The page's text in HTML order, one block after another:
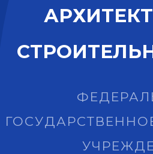
АРХИТЕКТ
СТРОИТЕЛЬ